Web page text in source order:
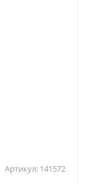
Артикул: 141572